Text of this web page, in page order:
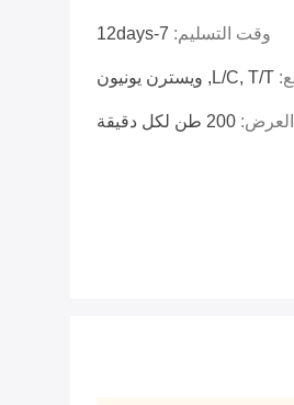
وقت التسليم: 7-12days
L/C, T/T, ويسترن يونيون
العرض: 200 طن لكل دقيقة